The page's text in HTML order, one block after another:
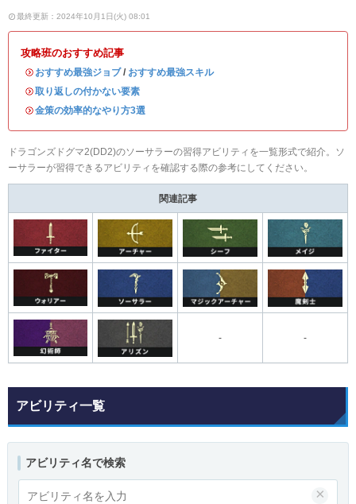
最終更新：2024年10月1日(火) 08:01
攻略班のおすすめ記事
・ おすすめ最強ジョブ/ おすすめ最強スキル
・取り返しの付かない要素
・金策の効率的なやり方3選
ドラゴンズドグマ2(DD2)のソーサラーの習得アビリティを一覧形式で紹介。ソ
ーサラーが習得できるアビリティを確認する際の参考にしてください。
関連記事
- -
アビリティ一覧
アビリティ名で検索
×